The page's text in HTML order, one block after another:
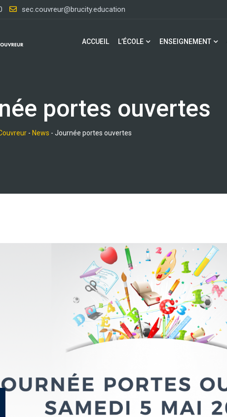
sec.couvreur@brucity.education
ACCUEIL L’ÉCOLE ENSEIGNEMENT
portes ouvertes
- News - Journée portes ouvertes